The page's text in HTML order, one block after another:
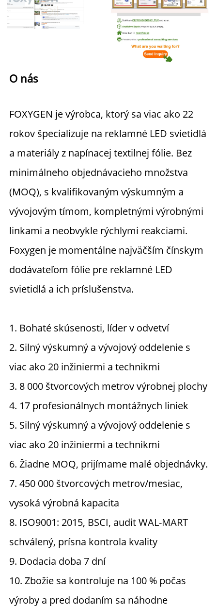
O nás
FOXYGEN je výrobca, ktorý sa viac ako 22
rokov špecializuje na reklamné LED svietidlá
a materiály z napínacej textilnej fólie. Bez
minimálneho objednávacieho množstva
(MOQ), s kvalifikovaným výskumným a
vývojovým tímom, kompletnými výrobnými
linkami a neobvykle rýchlymi reakciami.
Foxygen je momentálne najväčším čínskym
dodávateľom fólie pre reklamné LED
svietidlá a ich príslušenstva.
1. Bohaté skúsenosti, líder v odvetví
2. Silný výskumný a vývojový oddelenie s
viac ako 20 inžiniermi a technikmi
4. 17 profesionálnych montážnych liniek
5. Silný výskumný a vývojový oddelenie s
viac ako 20 inžiniermi a technikmi
7. 450 000 štvorcových metrov/mesiac,
vysoká výrobná kapacita
8. ISO9001: 2015, BSCI, audit WAL-MART
schválený, prísna kontrola kvality
9. Dodacia doba 7 dní
10. Zbožie sa kontroluje na 100 % počas
výroby a pred dodaním sa náhodne